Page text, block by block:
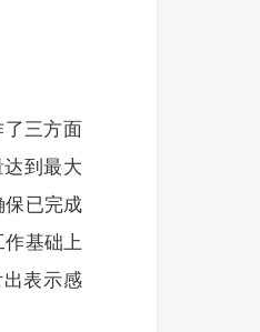
三方面
到最大
保已完成
作基础上
表示感